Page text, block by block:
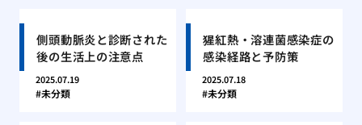
側頭動脈炎と診断された
後の生活上の注意点
2025.07.19
未分類
猩紅熱・溶連菌感染症の
感染経路と予防策
2025.07.18
未分類